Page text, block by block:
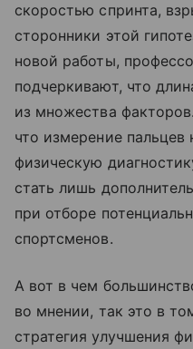
скоростью спринта,
сторонники этой
новой работы,
подчеркивают, что
из множества
что измерение
физическую
стать лишь
при отборе
спортсменов.
А вот в чем
во мнении, так это в
стратегия улучшения